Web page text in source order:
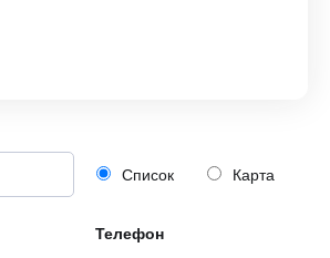
Список Карта
Телефон